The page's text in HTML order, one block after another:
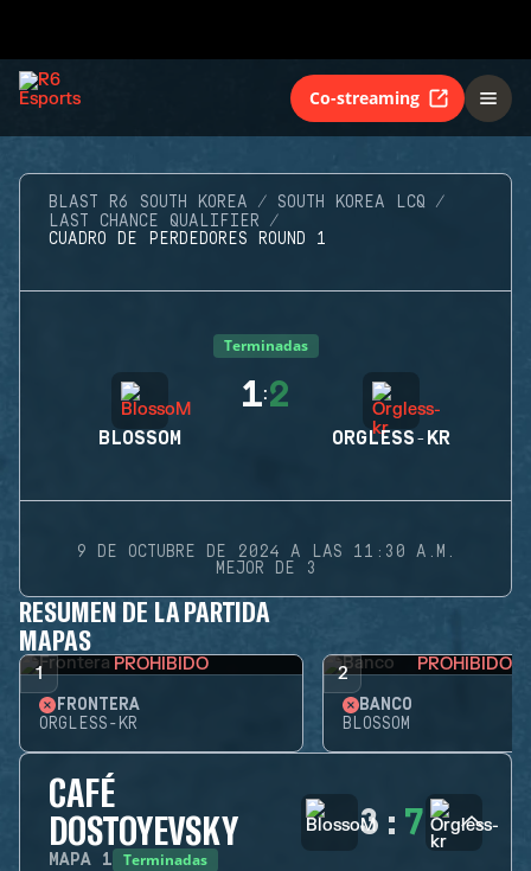
Co-streaming
BLAST R6 SOUTH KOREA
SOUTH KOREA LCQ
LAST CHANCE QUALIFIER
CUADRO DE PERDEDORES ROUND 1
Terminadas
BLOSSOM
1:2
ORGLESS-KR
9 DE OCTUBRE DE 2024 A LAS 11:30 A.M.
MEJOR DE 3
RESUMEN DE LA PARTIDA
MAPAS
1 PROHIBIDO
FRONTERA
ORGLESS-KR
2 PROHIBIDO
BANCO
BLOSSOM
CAFÉ
DOSTOYEVSKY
MAPA 1 Terminadas
3 : 7